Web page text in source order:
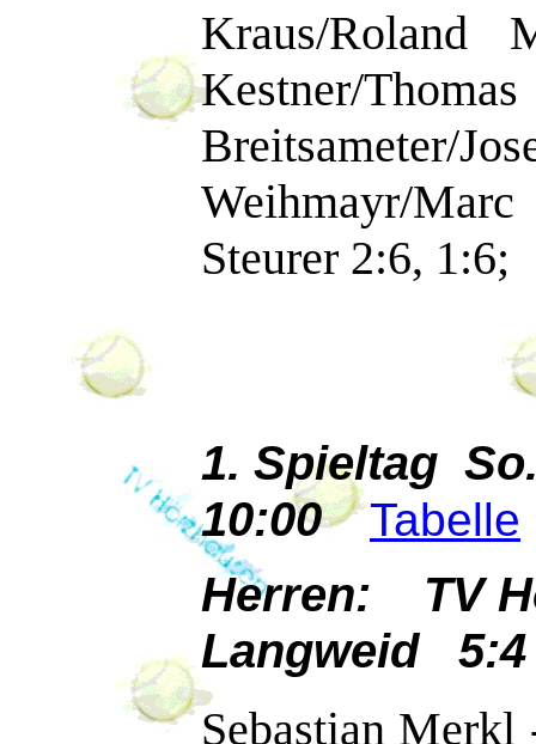
Kraus/Roland
Kestner/
Breitsameter/
Weihmayr/
Steurer 2:6, 1:6;
1. Spieltag
10:00
Tabelle
Herren: TV
Langweid 5:4
Sebastian